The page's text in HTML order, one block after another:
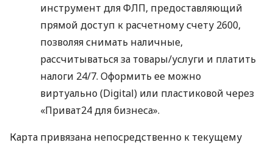
инструмент для ФЛП, предоставляющий
прямой доступ к расчетному счету 2600,
позволяя снимать наличные,
рассчитываться за товары/услуги и платить
налоги 24/7. Оформить ее можно
виртуально (Digital) или пластиковой через
«Приват24 для бизнеса».
Карта привязана непосредственно к текущему